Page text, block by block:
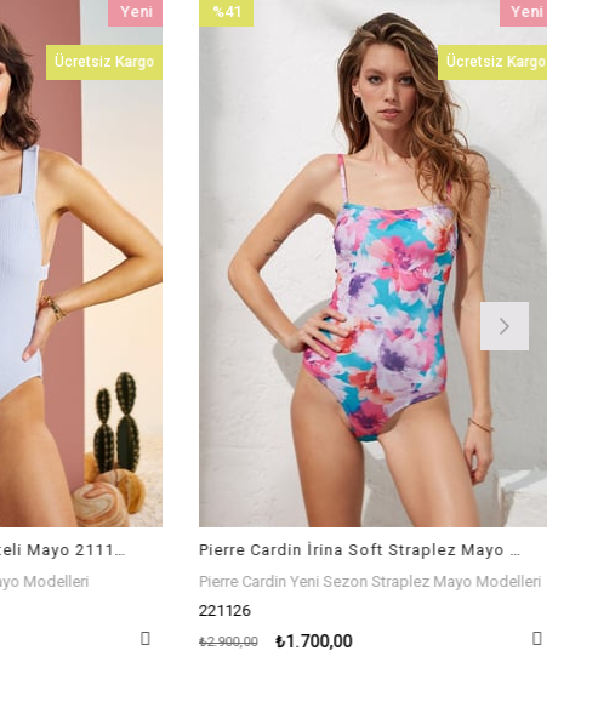
Pierre Cardin Sırt Dekolteli Mayo 211104 Lila Mor
Modelleri
Ücretsiz Kargo
Yeni
Ürün
Pierre Cardin Yeni Sezon Straplez Mayo Modelleri
221126
₺1.700,00
₺2.900,00
%41
Ücretsiz Kargo
Yeni
Ürün